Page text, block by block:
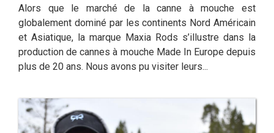
Alors que le marché de la canne à mouche est
globalement dominé par les continents Nord Américain
et Asiatique, la marque Maxia Rods s’illustre dans la
production de cannes à mouche Made In Europe depuis
plus de 20 ans. Nous avons pu visiter leurs...